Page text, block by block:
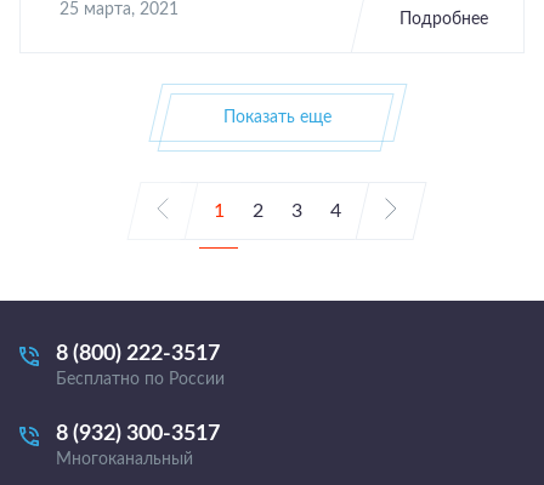
25 марта, 2021
Подробнее
Показать еще
1 2 3 4
8 (800) 222-3517
Бесплатно по России
8 (932) 300-3517
Многоканальный